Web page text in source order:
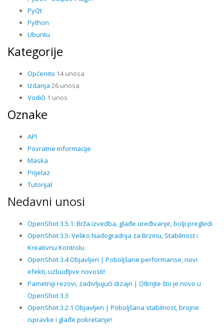
PyQt
Python
Ubuntu
Kategorije
Općenito 14 unosa
Izdanja 26 unosa
Vodiči 1 unos
Oznake
API
Povratne informacije
Maska
Prijelaz
Tutorijal
Nedavni unosi
OpenShot 3.5.1: Brža izvedba, glađe uređivanje, bolji pregledi
OpenShot 3.5: Veliko Nadogradnja za Brzinu, Stabilnost i
Kreativnu Kontrolu
OpenShot 3.4 Objavljen | Poboljšane performanse, novi
efekti, uzbudljive novosti!
Pametniji rezovi, zadivljujući dizajn | Otkrijte što je novo u
OpenShot 3.3
OpenShot 3.2.1 Objavljen | Poboljšana stabilnost, brojne
ispravke i glađe pokretanje!